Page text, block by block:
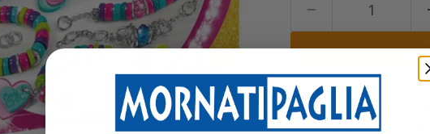
Questo
La spedizione